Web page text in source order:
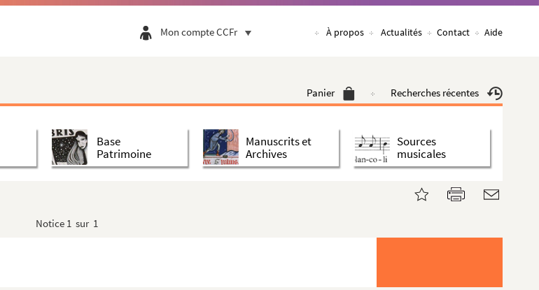
Mon compte CCFr À propos Actualités Contact Aide
Panier Recherches récentes
Base
Patrimoine
Manuscrits et
Archives
Sources
musicales
Notice 1 sur 1